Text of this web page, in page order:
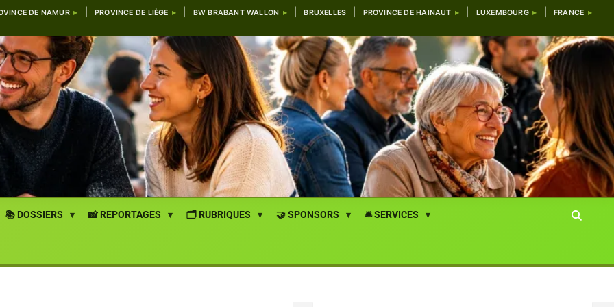
DE NAMUR PROVINCE DE LIÈGE BW BRABANT WALLON BRUXELLES PROVINCE DE HAINAUT LUXEMBOURG FRANCE
📚 DOSSIERS 📸 REPORTAGES 🗂️ RUBRIQUES 🤝 SPONSORS 🛎️ SERVICES